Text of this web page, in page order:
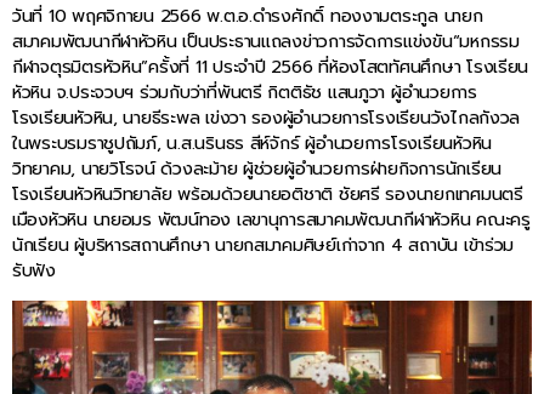
วันที่ 10 พฤศจิกายน 2566 พ.ต.อ.ดำรงศักดิ์ ทองงามตระกูล นายก
สมาคมพัฒนากีฬาหัวหิน เป็นประธานแถลงข่าวการจัดการแข่งขัน“มหกรรม
กีฬาจตุรมิตรหัวหิน”ครั้งที่ 11 ประจำปี 2566 ที่ห้องโสตทัศนศึกษา โรงเรียน
หัวหิน จ.ประจวบฯ ร่วมกับว่าที่พันตรี กิตติธัช แสนภูวา ผู้อำนวยการ
โรงเรียนหัวหิน, นายธีระพล เข่งวา รองผู้อำนวยการโรงเรียนวังไกลกังวล
ในพระบรมราชูปถัมภ์, น.ส.นรินธร สีห์จักร์ ผู้อำนวยการโรงเรียนหัวหิน
วิทยาคม, นายวิโรจน์ ด้วงละม้าย ผู้ช่วยผู้อำนวยการฝ่ายกิจการนักเรียน
โรงเรียนหัวหินวิทยาลัย พร้อมด้วยนายอติชาติ ชัยศรี รองนายกเทศมนตรี
เมืองหัวหิน นายอมร พัฒน์ทอง เลขานุการสมาคมพัฒนากีฬาหัวหิน คณะครู
นักเรียน ผู้บริหารสถานศึกษา นายกสมาคมศิษย์เก่าจาก 4 สถาบัน เข้าร่วม
รับฟัง